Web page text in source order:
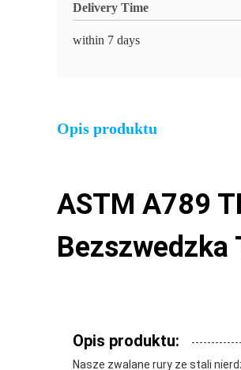
Delivery Time
within 7 days
Opis produktu
ASTM A789
Bezszwedzka
Opis produktu:
Nasze zwalane rury ze stali